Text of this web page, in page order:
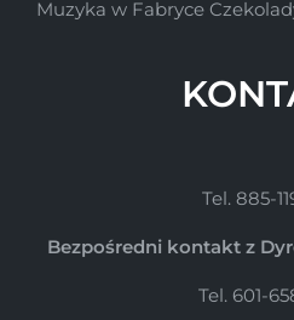
Muzyka w Fabryce
Tel. 885-
Bezpośredni kontakt z
Tel. 601-